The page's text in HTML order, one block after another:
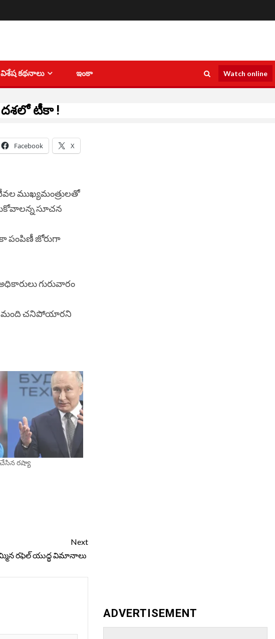
విశేష కథనాలు ఇంకా Watch online
ద‌శ‌లో టీకా !
Facebook X
ముఖ్య‌మంత్రుల‌తో
సూచ‌న
పంపిణీ జోరుగా
గురువారం
మంది చనిపోయారని
చేసిన రష్యా
Next
రఫెల్ యుద్ధ విమానాలు
ADVERTISEMENT